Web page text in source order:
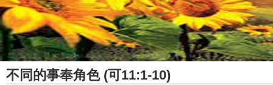
不同的事奉角色 (可11:1-10)